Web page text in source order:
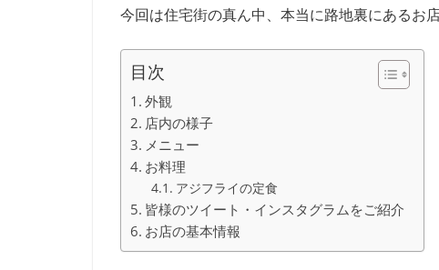
今回は住宅街の真ん中、本当に路地裏にあるお
目次
外観
店内の様子
メニュー
お料理
アジフライの定食
皆様のツイート・インスタグラムをご紹介
お店の基本情報